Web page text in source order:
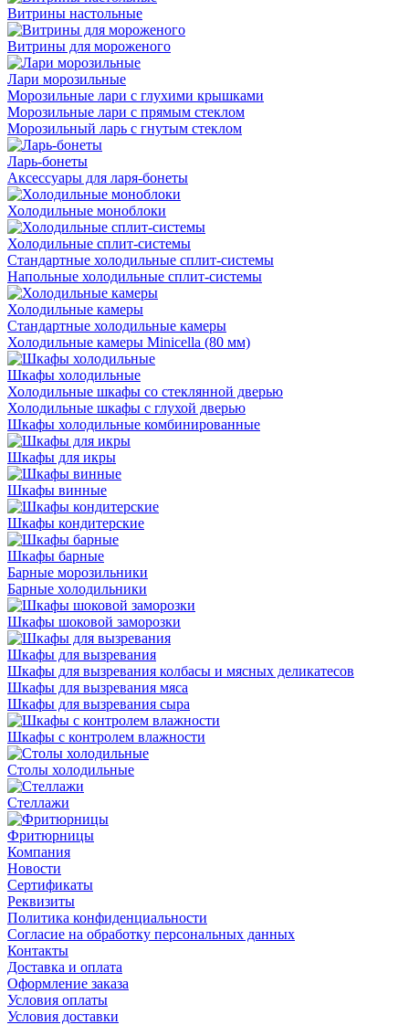
Витрины настольные
Витрины для мороженого
Лари морозильные
Морозильные лари с глухими крышками
Морозильные лари с прямым стеклом
Морозильный ларь с гнутым стеклом
Ларь-бонеты
Аксессуары для ларя-бонеты
Холодильные моноблоки
Холодильные сплит-системы
Стандартные холодильные сплит-системы
Напольные холодильные сплит-системы
Холодильные камеры
Стандартные холодильные камеры
Холодильные камеры Minicella (80 мм)
Шкафы холодильные
Холодильные шкафы со стеклянной дверью
Холодильные шкафы с глухой дверью
Шкафы холодильные комбинированные
Шкафы для икры
Шкафы винные
Шкафы кондитерские
Шкафы барные
Барные морозильники
Барные холодильники
Шкафы шоковой заморозки
Шкафы для вызревания
Шкафы для вызревания колбасы и мясных деликатесов
Шкафы для вызревания мяса
Шкафы для вызревания сыра
Шкафы с контролем влажности
Столы холодильные
Стеллажи
Фритюрницы
Компания
Новости
Сертификаты
Реквизиты
Политика конфиденциальности
Согласие на обработку персональных данных
Контакты
Доставка и оплата
Оформление заказа
Условия оплаты
Условия доставки